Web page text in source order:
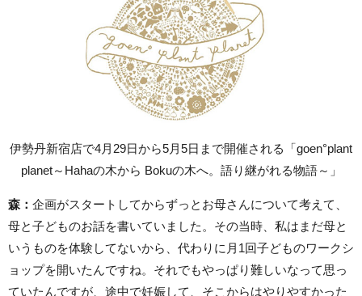
伊勢丹新宿店で4月29日から5月5日まで開催される「goen°plant
planet～Hahaの木から Bokuの木へ。語り継がれる物語～」
森： 企画がスタートしてからずっとお母さんについて考えて、
母と子どものお話を書いていました。その当時、私はまだ母と
いうものを体験してないから、代わりに月1回子どものワークシ
ョップを開いたんですね。それでもやっぱり難しいなって思っ
ていたんですが、途中で妊娠して、そこからはやりやすかった